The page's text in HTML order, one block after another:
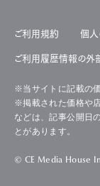
ご利用規約 個人
ご利用履歴情報の外
※当サイトに記載の
※掲載された価格や
などは、記事公開日
とがあります。
© CE Media House